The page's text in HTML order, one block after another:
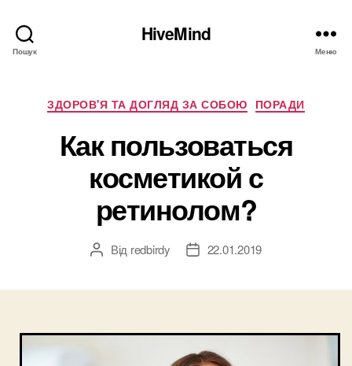
Пошук
HiveMind
Меню
Категорії
ЗДОРОВ'Я ТА ДОГЛЯД ЗА СОБОЮ ПОРАДИ
Как пользоваться
косметикой с
ретинолом?
Автор
Від redbirdy
Дата22.01.2019